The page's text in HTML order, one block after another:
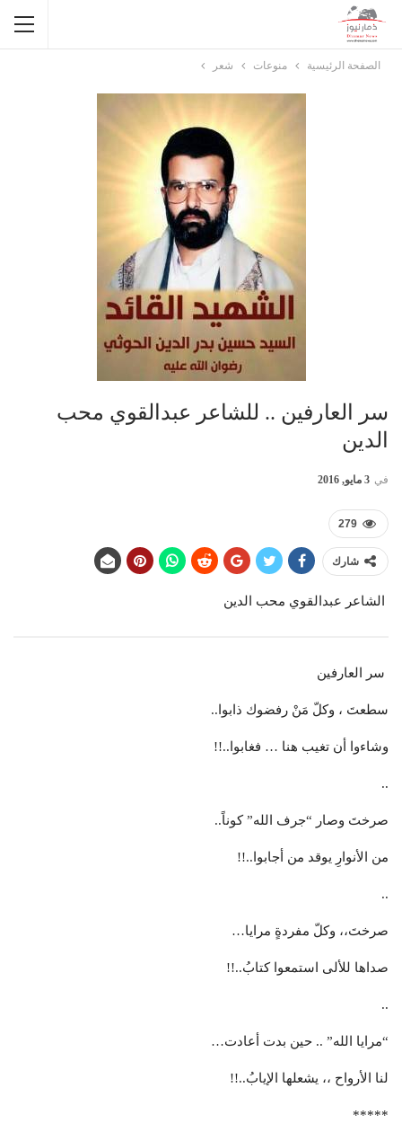
الصفحة الرئيسية منوعات شعر
سر العارفين .. للشاعر عبدالقوي محب
الدين
في 3 مايو, 2016
279
شارك
الشاعر عبدالقوي محب الدين
سر العارفين
سطعتَ ، وكلّ مَنْ رفضوك ذابوا..
وشاءوا أن تغيب هنا … فغابوا..!!
..
صرختَ وصار “جرف الله” كوناً..
من الأنوارِ يوقد من أجابوا..!!
..
صرختَ،، وكلّ مفردةٍ مرايا…
صداها للألى استمعوا كتابُ..!!
..
“مرايا الله” .. حين بدت أعادت…
لنا الأرواح ،، يشعلها الإيابُ..!!
*****